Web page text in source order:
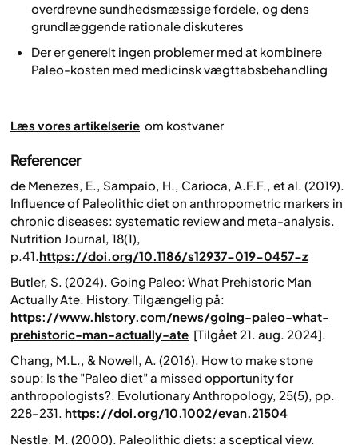
overdrevne sundhedsmæssige fordele, og dens
grundlæggende rationale diskuteres
Der er generelt ingen problemer med at kombinere
Paleo-kosten med medicinsk vægttabsbehandling
Læs vores artikelserie om kostvaner
Referencer
de Menezes, E., Sampaio, H., Carioca, A.F.F., et al. (2019).
Influence of Paleolithic diet on anthropometric markers in
chronic diseases: systematic review and meta-analysis.
Nutrition Journal, 18(1),
p.41. https://doi.org/10.1186/s12937-019-0457-z
Butler, S. (2024). Going Paleo: What Prehistoric Man
Actually Ate. History. Tilgængelig på:
https://www.history.com/news/going-paleo-what-
prehistoric-man-actually-ate [Tilgået 21. aug. 2024].
Chang, M.L., & Nowell, A. (2016). How to make stone
soup: Is the "Paleo diet" a missed opportunity for
anthropologists?. Evolutionary Anthropology, 25(5), pp.
228–231. https://doi.org/10.1002/evan.21504
Nestle, M. (2000). Paleolithic diets: a sceptical view.